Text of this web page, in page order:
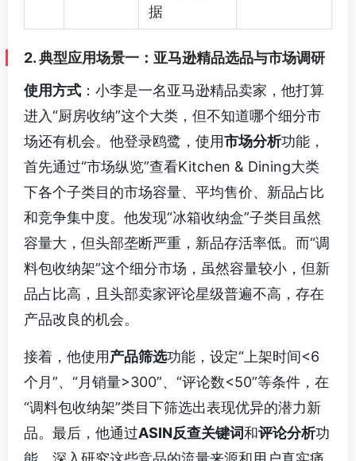
据
2. 典型应用场景一：亚马逊精品选品与市场调研
使用方式 ：小李是一名亚马逊精品卖家，他打算
进入“厨房收纳”这个大类，但不知道哪个细分市
场还有机会。他登录鸥鹭，使用市场分析功能，
首先通过“市场纵览”查看Kitchen & Dining大类
下各个子类目的市场容量、平均售价、新品占比
和竞争集中度。他发现“冰箱收纳盒”子类目虽然
容量大，但头部垄断严重，新品存活率低。而“调
料包收纳架”这个细分市场，虽然容量较小，但新
品占比高，且头部卖家评论星级普遍不高，存在
产品改良的机会。
接着，他使用产品筛选功能，设定“上架时间<6
个月”、“月销量>300”、“评论数<50”等条件，在
“调料包收纳架”类目下筛选出表现优异的潜力新
品。最后，他通过ASIN反查关键词和评论分析功